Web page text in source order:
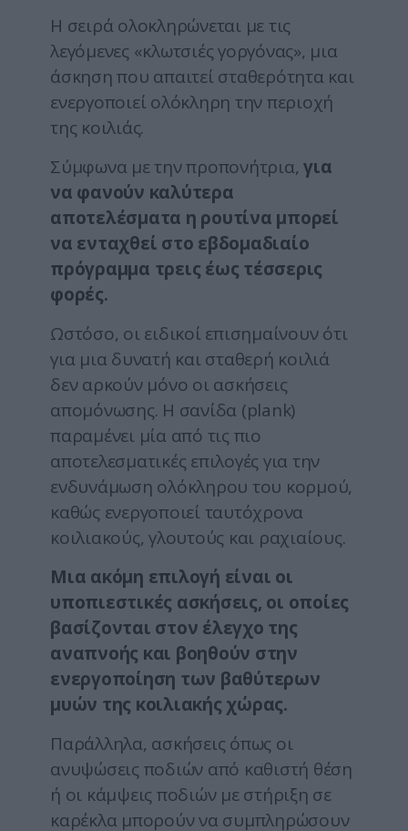
Η σειρά ολοκληρώνεται με τις
λεγόμενες «κλωτσιές γοργόνας», μια
άσκηση που απαιτεί σταθερότητα και
ενεργοποιεί ολόκληρη την περιοχή
της κοιλιάς.
Σύμφωνα με την προπονήτρια, για
να φανούν καλύτερα
αποτελέσματα η ρουτίνα μπορεί
να ενταχθεί στο εβδομαδιαίο
πρόγραμμα τρεις έως τέσσερις
φορές.
Ωστόσο, οι ειδικοί επισημαίνουν ότι
για μια δυνατή και σταθερή κοιλιά
δεν αρκούν μόνο οι ασκήσεις
απομόνωσης. Η σανίδα (plank)
παραμένει μία από τις πιο
αποτελεσματικές επιλογές για την
ενδυνάμωση ολόκληρου του κορμού,
καθώς ενεργοποιεί ταυτόχρονα
κοιλιακούς, γλουτούς και ραχιαίους.
Μια ακόμη επιλογή είναι οι
υποπιεστικές ασκήσεις, οι οποίες
βασίζονται στον έλεγχο της
αναπνοής και βοηθούν στην
ενεργοποίηση των βαθύτερων
μυών της κοιλιακής χώρας.
Παράλληλα, ασκήσεις όπως οι
ανυψώσεις ποδιών από καθιστή θέση
ή οι κάμψεις ποδιών με στήριξη σε
καρέκλα μπορούν να συμπληρώσουν